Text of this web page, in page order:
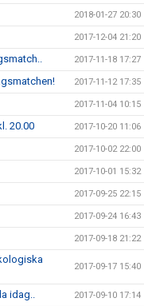
2018-01-27 20:30
2017-12-04 21:20
2017-11-18 17:27
2017-11-12 17:35
2017-11-04 10:15
20.00 2017-10-20 11:06
2017-10-02 22:00
2017-10-01 15:32
2017-09-25 22:15
2017-09-24 16:43
2017-09-18 21:22
2017-09-17 15:40
idag.. 2017-09-10 17:14